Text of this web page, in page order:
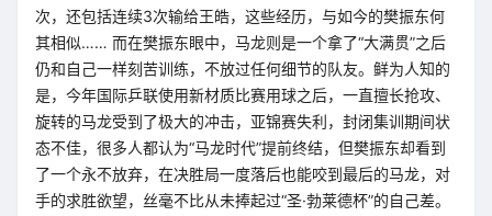
次，还包括连续3次输给王皓，这些经历，与如今的樊振东何
其相似…… 而在樊振东眼中，马龙则是一个拿了“大满贯”之后
仍和自己一样刻苦训练，不放过任何细节的队友。鲜为人知的
是，今年国际乒联使用新材质比赛用球之后，一直擅长抢攻、
旋转的马龙受到了极大的冲击，亚锦赛失利，封闭集训期间状
态不佳，很多人都认为“马龙时代”提前终结，但樊振东却看到
了一个永不放弃，在决胜局一度落后也能咬到最后的马龙，对
手的求胜欲望，丝毫不比从未捧起过“圣·勃莱德杯”的自己差。